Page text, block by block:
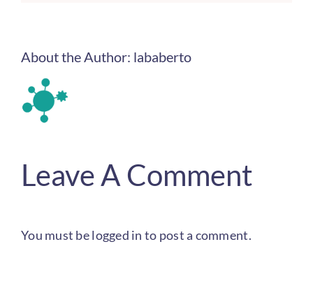
About the Author: lababerto
Leave A Comment
You must belogged in to post a comment.